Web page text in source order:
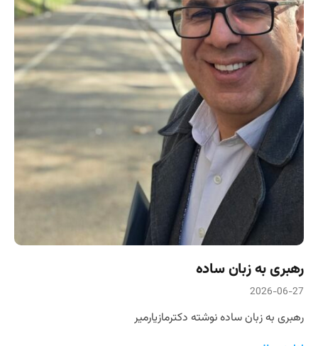
رهبری به زبان ساده
2026-06-27
رهبری به زبان ساده نوشته دکترمازیارمیر